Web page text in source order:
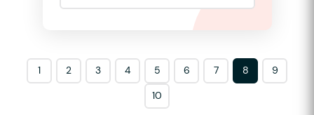
1 2 3 4 5 6 7 8
9
10